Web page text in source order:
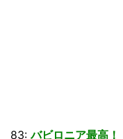
83:バビロニア最高！